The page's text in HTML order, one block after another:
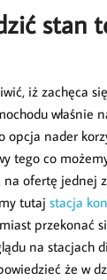
stan
iż zachęca
właśnie
opcja nader
tego co
na ofertę jednej
tutaj stacja
przekonać
na stacjach
że w